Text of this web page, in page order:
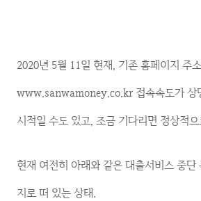
2020년 5월 11일 현재, 기존 홈페이지 주
www.sanwamoney.co.kr 접속속도가 상
시적일 수도 있고, 조금 기다리면 정상적
현재 여전히 아래와 같은 대출서비스 중
지로 떠 있는 상태.